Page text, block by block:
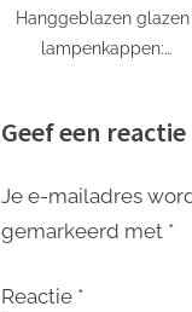
Hanggeblazen glazen
lampenkappen:
Geef een reactie
Je e-mailadres
gemarkeerd met *
Reactie *